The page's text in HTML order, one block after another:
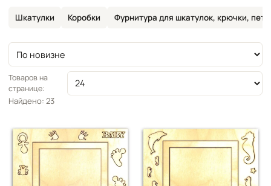
Шкатулки Коробки Фурнитура для шкатулок, крючки,
Сортировка
Товаров на
странице:
Найдено: 23